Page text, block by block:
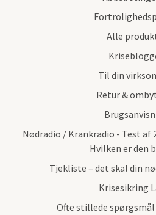
Alle
Til din
Retur &
Nødradio / Krankradio - Test
Hvilken er den
Tjekliste – det skal din
Krisesikring
Ofte stillede spørgsmål